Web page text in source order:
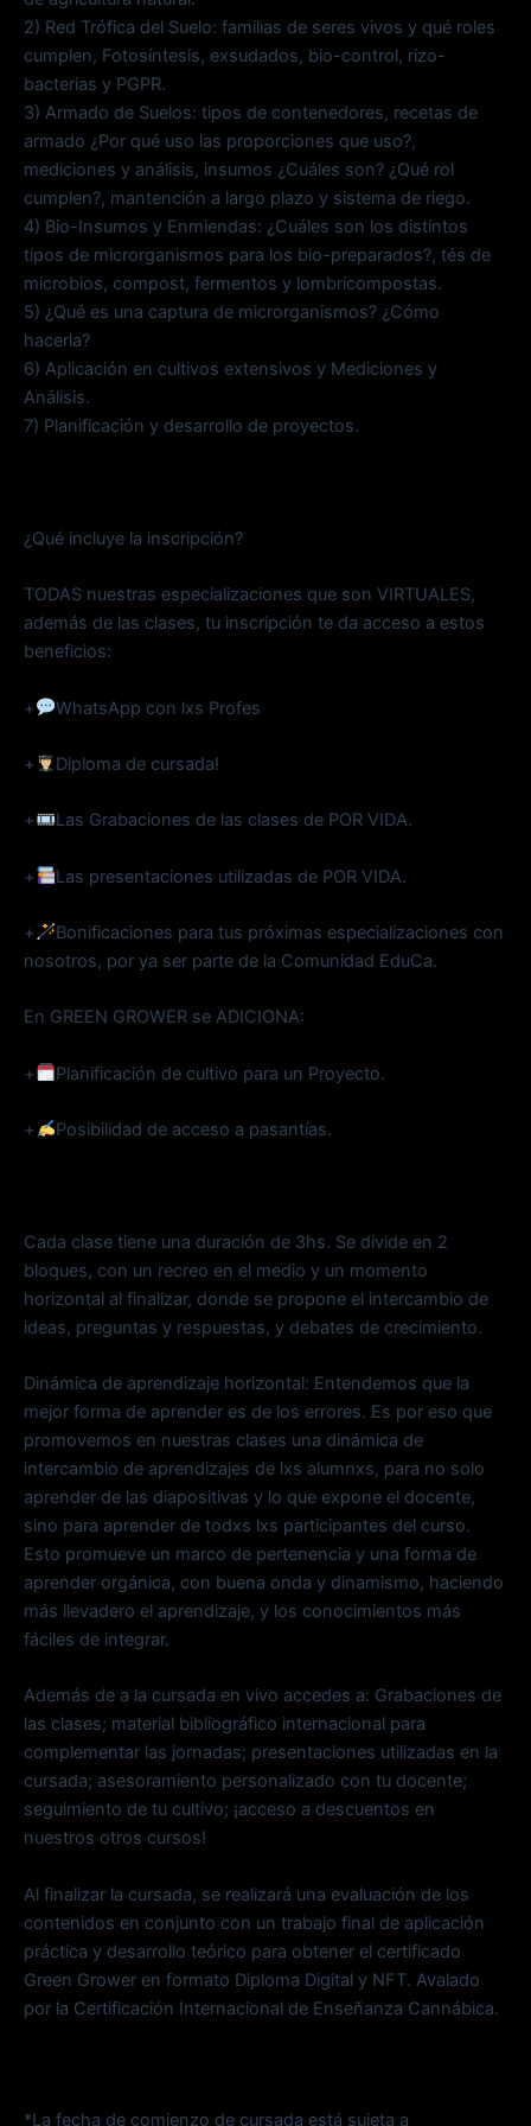
2) Red Trófica del Suelo: familias de seres vivos y qué roles
cumplen, Fotosíntesis, exsudados, bio-control, rizo-
bacterias y PGPR.
3) Armado de Suelos: tipos de contenedores, recetas de
armado ¿Por qué uso las proporciones que uso?,
mediciones y análisis, insumos ¿Cuáles son? ¿Qué rol
cumplen?, mantención a largo plazo y sistema de riego.
4) Bio-Insumos y Enmiendas: ¿Cuáles son los distintos
tipos de microrganismos para los bio-preparados?, tés de
microbios, compost, fermentos y lombricompostas.
5) ¿Qué es una captura de microrganismos? ¿Cómo
hacerla?
6) Aplicación en cultivos extensivos y Mediciones y
Análisis.
7) Planificación y desarrollo de proyectos.
¿Qué incluye la inscripción?
TODAS nuestras especializaciones que son VIRTUALES,
además de las clases, tu inscripción te da acceso a estos
beneficios:
+ WhatsApp con lxs Profes
+ Diploma de cursada!
+ Las Grabaciones de las clases de POR VIDA.
+ Las presentaciones utilizadas de POR VIDA.
+
Bonificaciones para tus próximas especializaciones con
nosotros, por ya ser parte de la Comunidad EduCa.
En GREEN GROWER se ADICIONA:
+ Planificación de cultivo para un Proyecto.
+ Posibilidad de acceso a pasantías.
Cada clase tiene una duración de 3hs. Se divide en 2
bloques, con un recreo en el medio y un momento
horizontal al finalizar, donde se propone el intercambio de
ideas, preguntas y respuestas, y debates de crecimiento.
Dinámica de aprendizaje horizontal: Entendemos que la
mejor forma de aprender es de los errores. Es por eso que
promovemos en nuestras clases una dinámica de
intercambio de aprendizajes de lxs alumnxs, para no solo
aprender de las diapositivas y lo que expone el docente,
sino para aprender de todxs lxs participantes del curso.
Esto promueve un marco de pertenencia y una forma de
aprender orgánica, con buena onda y dinamismo, haciendo
más llevadero el aprendizaje, y los conocimientos más
fáciles de integrar.
Además de a la cursada en vivo accedes a: Grabaciones de
las clases; material bibliográfico internacional para
complementar las jornadas; presentaciones utilizadas en la
cursada; asesoramiento personalizado con tu docente;
seguimiento de tu cultivo; ¡acceso a descuentos en
nuestros otros cursos!
Al finalizar la cursada, se realizará una evaluación de los
contenidos en conjunto con un trabajo final de aplicación
práctica y desarrollo teórico para obtener el certificado
Green Grower en formato Diploma Digital y NFT. Avalado
por la Certificación Internacional de Enseñanza Cannábica.
*La fecha de comienzo de cursada está sujeta a